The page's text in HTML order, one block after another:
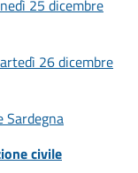
25 dicembre
26 dicembre
Sardegna
civile